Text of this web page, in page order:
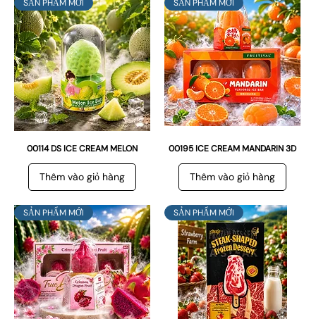
SẢN PHẨM MỚI
00114 DS ICE CREAM MELON
Thêm vào giỏ hàng
SẢN PHẨM MỚI
00195 ICE CREAM MANDARIN 3D
Thêm vào giỏ hàng
SẢN PHẨM MỚI SẢN PHẨM MỚI